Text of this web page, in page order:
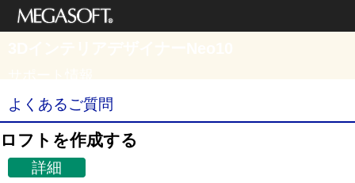
よくあるご質問
ロフトを作成する
詳細